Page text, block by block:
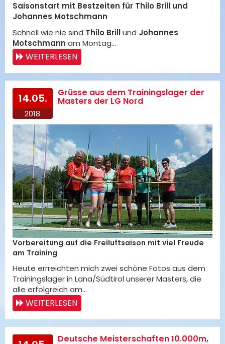
Saisonstart mit Bestzeiten für Thilo Brill und
Johannes Motschmann
Schnell wie nie sind Thilo Brillund Johannes
Motschmann am Montag…
WEITERLESEN
14.05.
2018
Grüsse aus dem Trainingslager der
Masters der LG Nord
Vorbereitung auf die Freiluftsaison mit viel Freude
am Training
Heute errreichten mich zwei schöne Fotos aus dem
Trainingslager in Lana/Südtirol unserer Masters, die
alle erfolgreich am…
WEITERLESEN
Deutsche Meisterschaften 10.000m,